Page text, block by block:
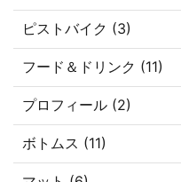
ピストバイク (3)
フード＆ドリンク (11)
プロフィール (2)
ボトムス (11)